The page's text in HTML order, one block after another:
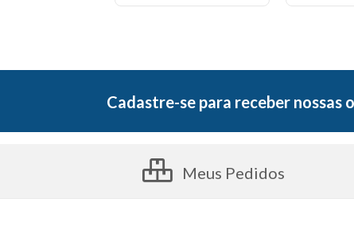
Cadastre-se para receber nossas
Meus Pedidos